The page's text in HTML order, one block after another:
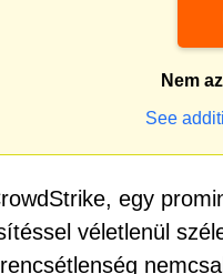
Nem
See
egy
véletlenül